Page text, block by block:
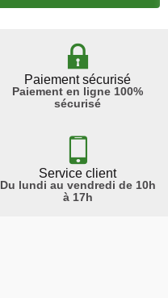
Paiement sécurisé
Paiement en ligne 100%
sécurisé
Service client
Du lundi au vendredi de 10h
à 17h